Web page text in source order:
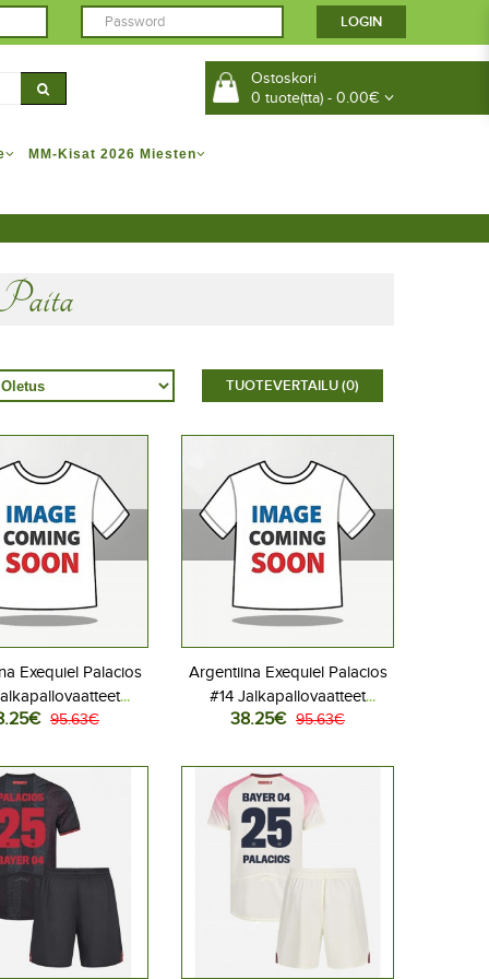
Ostoskori
0 tuote(tta) - 0.00€
MM-Kisat 2026 Miesten
TUOTEVERTAILU (0)
Exequiel Palacios
MM-kisat 2026
95.63€
Argentiina Exequiel Palacios
#14 Jalkapallovaatteet
Vieraspaita MM-kisat 2026
38.25€ 95.63€